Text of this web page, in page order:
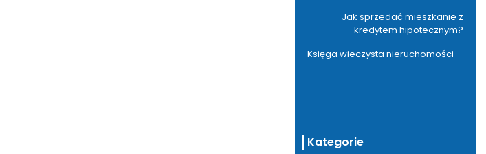
Jak sprzedać mieszkanie z
kredytem hipotecznym?
Księga wieczysta nieruchomości
Kategorie